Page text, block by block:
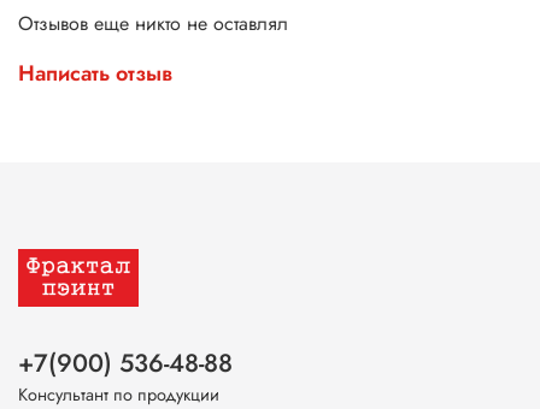
Отзывов еще никто не оставлял
Написать отзыв
+7(900) 536-48-88
Консультант по продукции